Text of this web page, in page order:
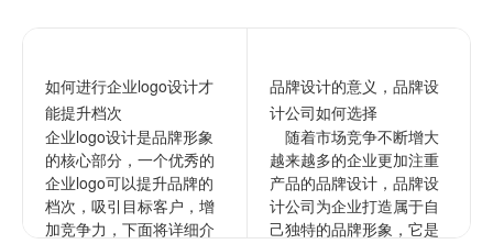
如何进行企业logo设计才
能提升档次
企业logo设计是品牌形象
的核心部分，一个优秀的
企业logo可以提升品牌的
档次，吸引目标客户，增
加竞争力，下面将详细介
品牌设计的意义，品牌设
计公司如何选择
随着市场竞争不断增大
越来越多的企业更加注重
产品的品牌设计，品牌设
计公司为企业打造属于自
己独特的品牌形象，它是